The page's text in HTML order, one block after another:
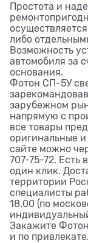
Простота и
либо
Возможность
автомобиля за
основания.
Фотон СП-5У
зарубежном
напрямую с
все товары
оригинальные
сайте можно
707-75-72. Есть
один клик.
территории
специалисты
18.00 (по
Закажите
и по